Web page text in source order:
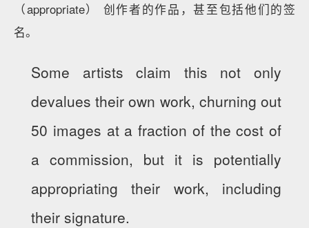
（appropriate） 创作者的作品，甚至包括他们的签
名。
Some artists claim this not only
devalues their own work, churning out
50 images at a fraction of the cost of
a commission, but it is potentially
appropriating their work, including
their signature.